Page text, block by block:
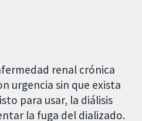
renal crónica
urgencia sin que exista
para usar, la diálisis
la fuga del dializado.